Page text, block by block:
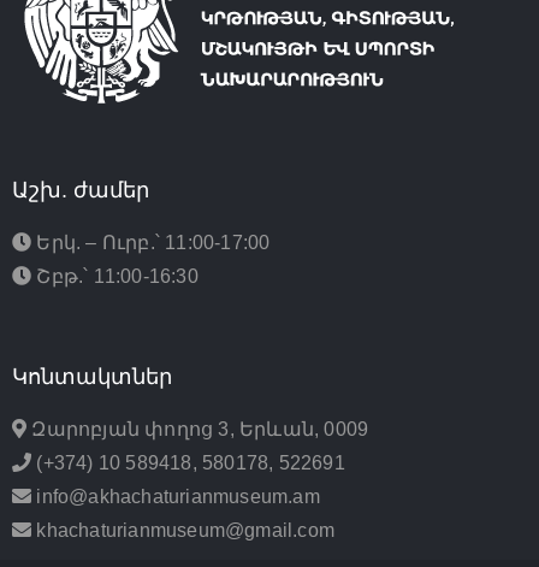
Աշխ. ժամեր
Երկ. – Ուրբ.՝ 11:00-17:00
Շբթ.՝ 11:00-16:30
Կոնտակտներ
Զարոբյան փողոց 3, Երևան, 0009
(+374) 10 589418, 580178, 522691
info@akhachaturianmuseum.am
khachaturianmuseum@gmail.com